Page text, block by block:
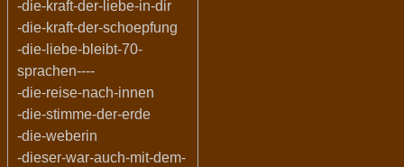
-die-kraft-der-liebe-in-dir
-die-kraft-der-schoepfung
-die-liebe-bleibt-70-
sprachen----
-die-reise-nach-innen
-die-stimme-der-erde
-die-weberin
-dieser-war-auch-mit-dem-